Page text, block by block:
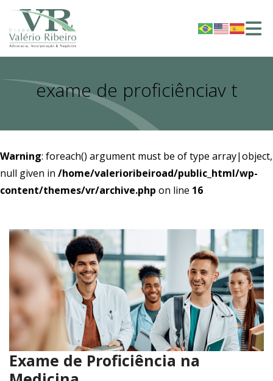
exame de proficiênciav t
Warning: foreach() argument must be of type array|object,
null given in /home/valerioribeiroad/public_html/wp-
content/themes/vr/archive.php on line 16
Exame de Proficiência na